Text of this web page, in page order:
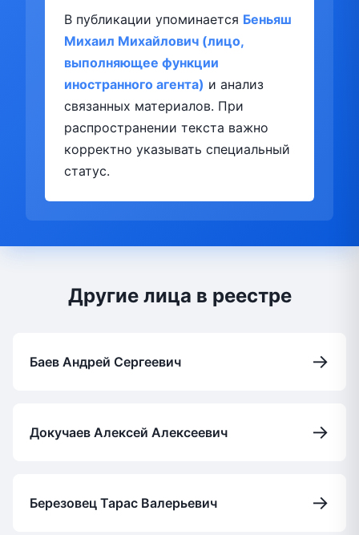
В публикации упоминается Беньяш
Михаил Михайлович (лицо,
выполняющее функции
иностранного агента) и анализ
связанных материалов. При
распространении текста важно
корректно указывать специальный
статус.
Другие лица в реестре
Баев Андрей Сергеевич →
Докучаев Алексей Алексеевич →
Березовец Тарас Валерьевич →